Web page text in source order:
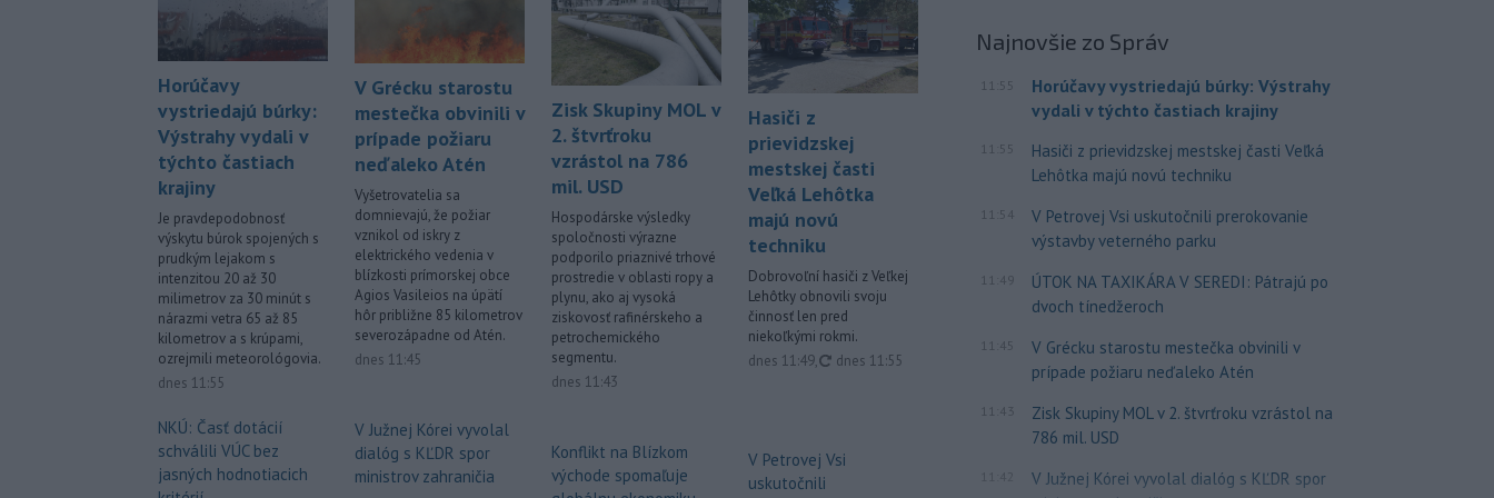
Horúčavy
vystriedajú búrky:
Výstrahy vydali v
týchto častiach
krajiny
Je pravdepodobnosť
výskytu búrok spojených s
prudkým lejakom s
intenzitou 20 až 30
milimetrov za 30 minút s
nárazmi vetra 65 až 85
kilometrov a s krúpami,
ozrejmili meteorológovia.
dnes 11:55
NKÚ: Časť dotácií
schválili VÚC bez
jasných hodnotiacich
V Grécku starostu
mestečka obvinili v
prípade požiaru
neďaleko Atén
Vyšetrovatelia sa
domnievajú, že požiar
vznikol od iskry z
elektrického vedenia v
blízkosti prímorskej obce
Agios Vasileios na úpätí
hôr približne 85 kilometrov
severozápadne od Atén.
dnes 11:45
V Južnej Kórei vyvolal
dialóg s KĽDR spor
ministrov zahraničia
Zisk Skupiny MOL v
2. štvrťroku
vzrástol na 786
mil. USD
Hospodárske výsledky
spoločnosti výrazne
podporilo priaznivé trhové
prostredie v oblasti ropy a
plynu, ako aj vysoká
ziskovosť rafinérskeho a
petrochemického
segmentu.
dnes 11:43
Konflikt na Blízkom
východe spomaľuje
Hasiči z
prievidzskej
mestskej časti
Veľká Lehôtka
majú novú
techniku
Dobrovoľní hasiči z Veľkej
Lehôtky obnovili svoju
činnosť len pred
niekoľkými rokmi.
dnes 11:49, aktualizované
dnes 11:55
V Petrovej Vsi
uskutočnili
Najnovšie zo Správ
11:55
Horúčavy vystriedajú búrky: Výstrahy
vydali v týchto častiach krajiny
11:55
Hasiči z prievidzskej mestskej časti Veľká
Lehôtka majú novú techniku
11:54
V Petrovej Vsi uskutočnili prerokovanie
výstavby veterného parku
11:49
ÚTOK NA TAXIKÁRA V SEREDI: Pátrajú po
dvoch tínedžeroch
11:45
V Grécku starostu mestečka obvinili v
prípade požiaru neďaleko Atén
11:43
Zisk Skupiny MOL v 2. štvrťroku vzrástol na
786 mil. USD
V Južnej Kórei vyvolal dialóg s KĽDR spor